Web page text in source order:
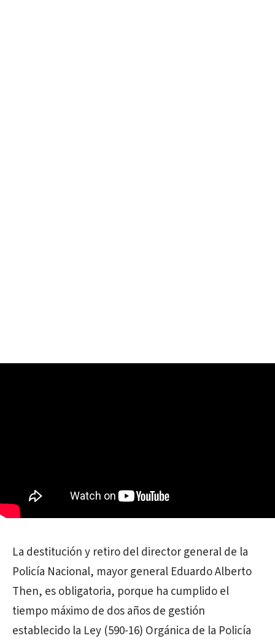
La destitución y retiro del director general de la
Policía Nacional, mayor general Eduardo Alberto
Then, es obligatoria, porque ha cumplido el
tiempo máximo de dos años de gestión
establecido la Ley (590-16) Orgánica de la Policía